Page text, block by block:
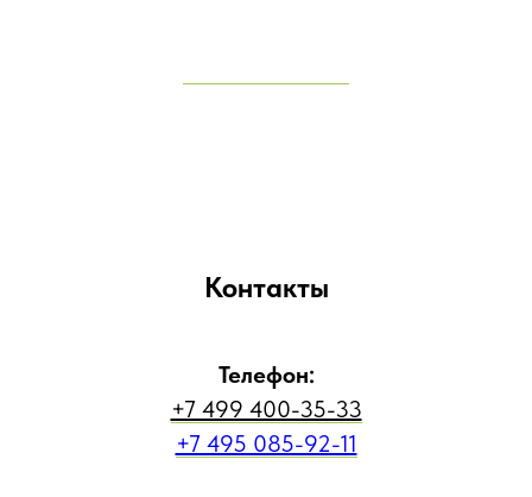
Контакты
Телефон:
+7 499 400-35-33
+7 495 085-92-11